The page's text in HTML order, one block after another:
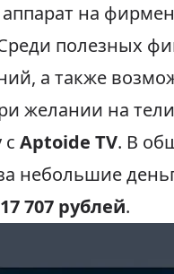
аппарат на
полезных
а также
желании на
с Aptoide TV. В
небольшие
17 707 рублей.